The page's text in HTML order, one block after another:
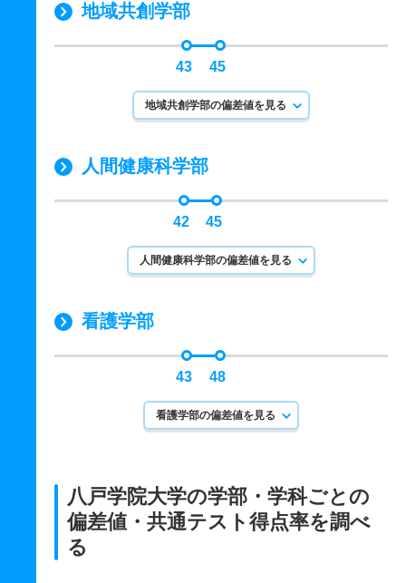
地域共創学部
43 45
地域共創学部の偏差値を見る
人間健康科学部
42 45
人間健康科学部の偏差値を見る
看護学部
43 48
看護学部の偏差値を見る
八戸学院大学の学部・学科ごとの
偏差値・共通テスト得点率を調べ
る